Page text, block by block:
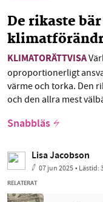
De rikaste
KLIMATORÄTTVISA
oproportionerligt
värme och torka. Den
och den allra mest
Snabbläs
Lisa Jacobson
07 jun 2025• Lästid:
RELATERAT